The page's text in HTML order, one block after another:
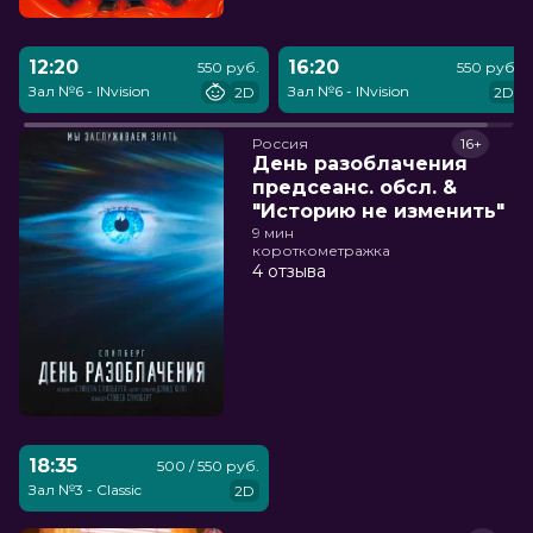
12:20
Зал №6 - INvision
550 руб.
2D
16:20
Зал №6 - INvision
550 руб.
2D
Россия
День разоблачения
предсеанс. обсл. &
"Историю не изменить"
16+
9 мин
короткометражка
4 отзыва
18:35
Зал №3 - Classic
500 / 550 руб.
2D